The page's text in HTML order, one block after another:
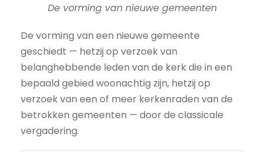
De vorming van nieuwe gemeenten
De vorming van een nieuwe gemeente
geschiedt — hetzij op verzoek van
belanghebbende leden van de kerk die in een
bepaald gebied woonachtig zijn, hetzij op
verzoek van een of meer kerkenraden van de
betrokken gemeenten — door de classicale
vergadering.